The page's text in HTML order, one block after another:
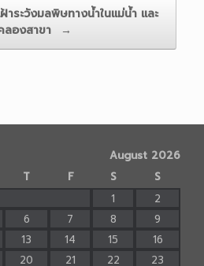
าระวังมลพิษทางน้ำในแม่น้ำ และ
ลองสาขา
→
August 2026
T F S
S
1
2
6 7 8
9
13 14 15
16
20 21 22 23